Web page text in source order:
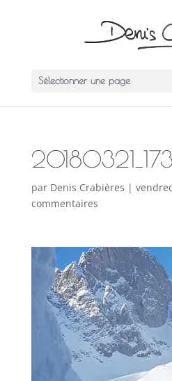
Sélectionner une page
par Denis Crabières |
commentaires